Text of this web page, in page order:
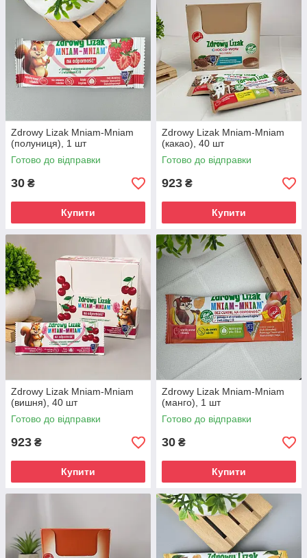
Zdrowy Lizak Mniam-Mniam
(полуниця), 1 шт
Готово до відправки
30 ₴
Купити
Zdrowy Lizak Mniam-Mniam
(какао), 40 шт
Готово до відправки
923 ₴
Купити
Zdrowy Lizak Mniam-Mniam
(вишня), 40 шт
Готово до відправки
923 ₴
Купити
Zdrowy Lizak Mniam-Mniam
(манго), 1 шт
Готово до відправки
30 ₴
Купити